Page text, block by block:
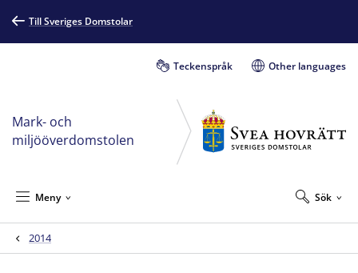
Till Sveriges Domstolar
Teckenspråk Other languages
Mark- och
miljööverdomstolen
Sök
Meny
2014